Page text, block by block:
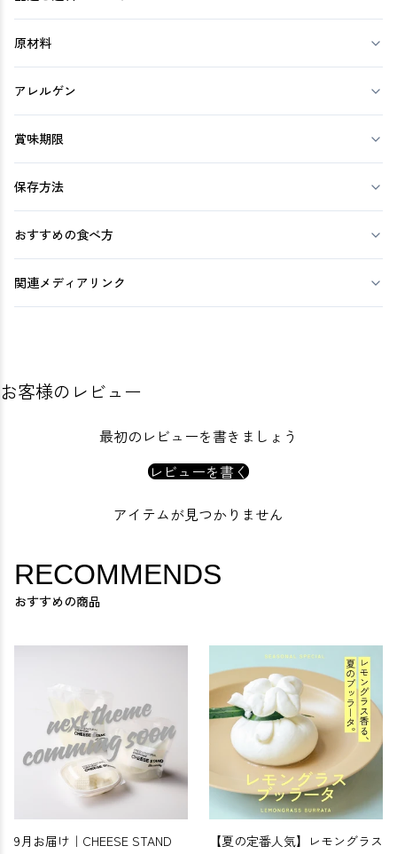
原材料
アレルゲン
賞味期限
保存方法
おすすめの食べ方
関連メディアリンク
お客様のレビュー
最初のレビューを書きましょう
レビューを書く
アイテムが見つかりません
RECOMMENDS
おすすめの商品
9月お届け｜CHEESE STAND
【夏の定番人気】レモングラス